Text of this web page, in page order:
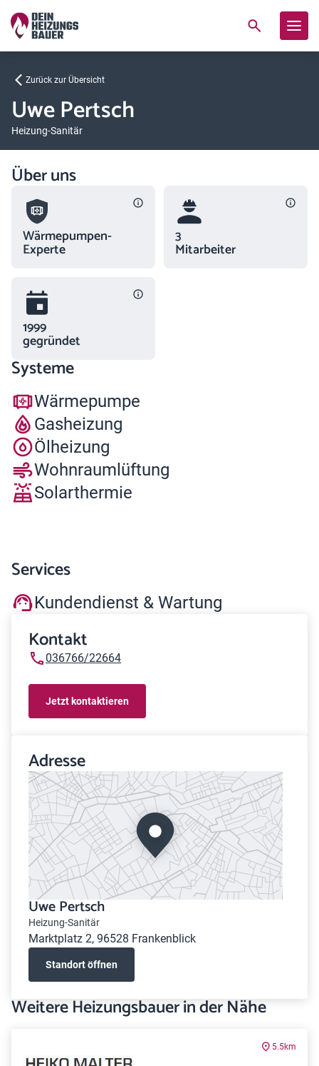
Zurück zur Übersicht
Uwe Pertsch
Heizung-Sanitär
Über uns
Wärmepumpen-
Experte
3
Mitarbeiter
1999
gegründet
Systeme
Wärmepumpe
Gasheizung
Ölheizung
Wohnraumlüftung
Solarthermie
Services
Kundendienst & Wartung
Kontakt
036766/22664
Jetzt kontaktieren
Adresse
Uwe Pertsch
Heizung-Sanitär
Marktplatz 2, 96528 Frankenblick
Standort öffnen
Weitere Heizungsbauer in der Nähe
5.5km